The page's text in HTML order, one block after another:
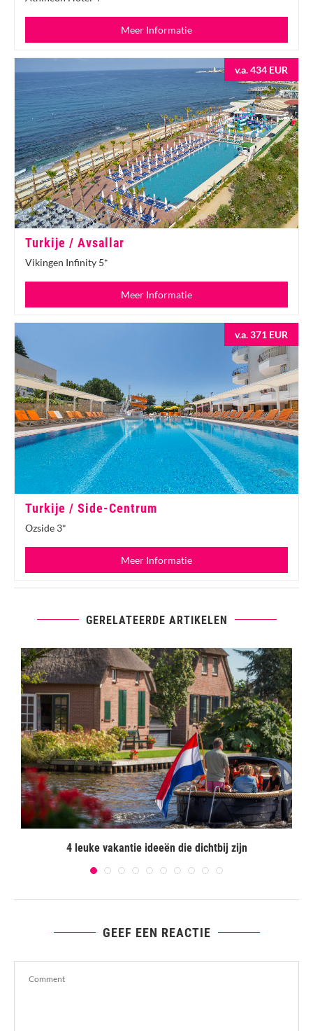
Meer Informatie
v.a. 434 EUR
Turkije / Avsallar
Vikingen Infinity 5*
Meer Informatie
v.a. 371 EUR
Turkije / Side-Centrum
Ozside 3*
Meer Informatie
GERELATEERDE ARTIKELEN
4 leuke vakantie ideeën die dichtbij zijn
GEEF EEN REACTIE